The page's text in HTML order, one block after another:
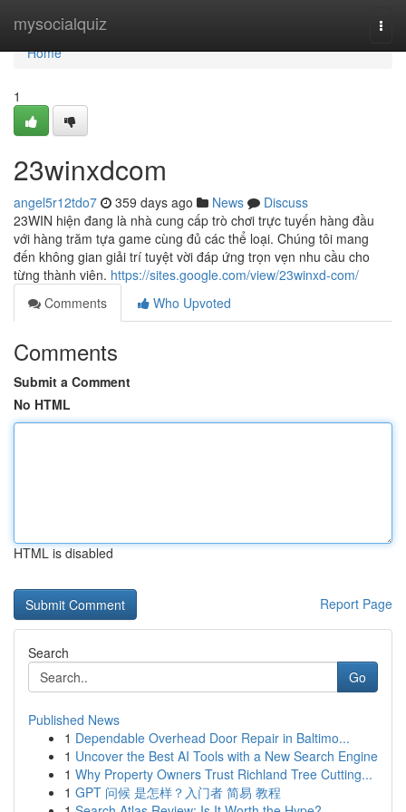
mysocialquiz
Home
Home
1
23winxdcom
angel5r12tdo7 359 days ago News
Discuss
23WIN hiện đang là nhà cung cấp trò chơi trực tuyến hàng đầu
với hàng trăm tựa game cùng đủ các thể loại. Chúng tôi mang
đến không gian giải trí tuyệt vời đáp ứng trọn vẹn nhu cầu cho
từng thành viên. https://sites.google.com/view/23winxd-com/
Comments
Who Upvoted
Comments
Submit a Comment
No HTML
HTML is disabled
Report Page
Search
Go
Published News
1 Dependable Overhead Door Repair in Baltimo...
1 Uncover the Best AI Tools with a New Search Engine
1 Why Property Owners Trust Richland Tree Cutting...
1 GPT 问候 是怎样？入门者 简易 教程